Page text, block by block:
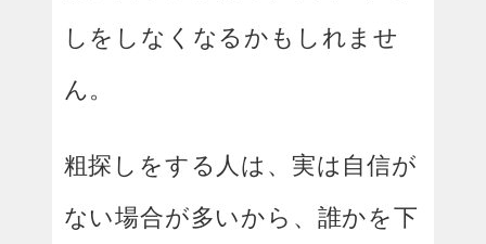
しをしなくなるかもしれませ
ん。
粗探しをする人は、実は自信が
ない場合が多いから、誰かを下